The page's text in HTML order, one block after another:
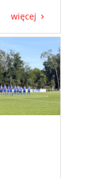
więcej